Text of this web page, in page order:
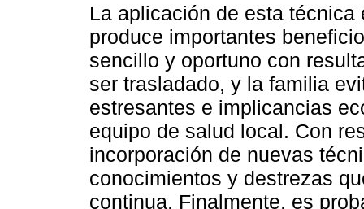
La aplicación de esta
produce importantes
sencillo y oportuno con
ser trasladado, y la familia
estresantes e implicancias
equipo de salud local. Con
incorporación de nuevas
conocimientos y destrezas
continua. Finalmente, es